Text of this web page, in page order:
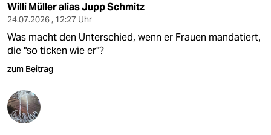
Willi Müller alias Jupp Schmitz
24.07.2026 , 12:27 Uhr
Was macht den Unterschied, wenn er Frauen mandatiert,
die "so ticken wie er"?
zum Beitrag